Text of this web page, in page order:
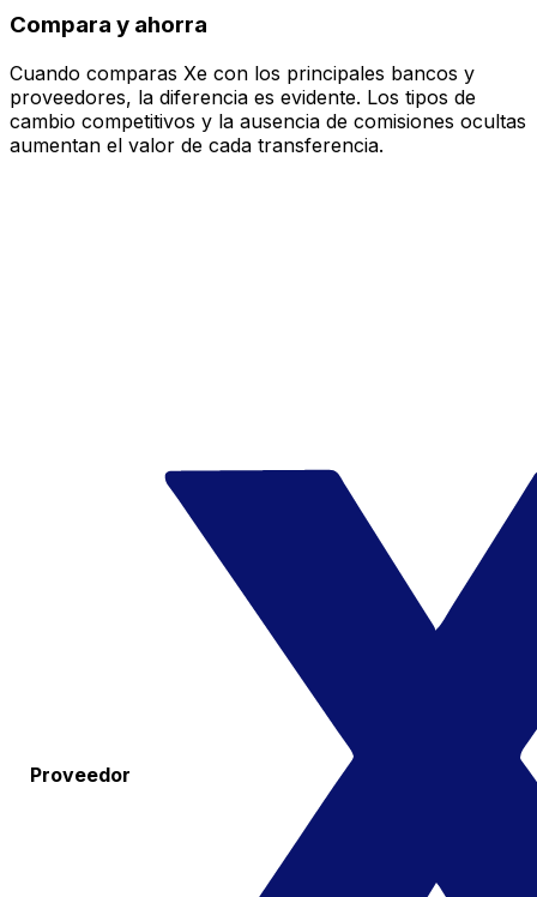
Compara y ahorra
Cuando comparas Xe con los principales bancos y
proveedores, la diferencia es evidente. Los tipos de
cambio competitivos y la ausencia de comisiones ocultas
aumentan el valor de cada transferencia.
Proveedor